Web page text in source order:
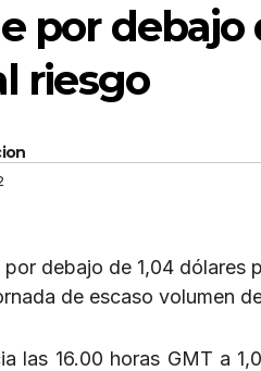
por debajo
riesgo
debajo de 1,04
de escaso volumen
las 16.00 horas GMT a